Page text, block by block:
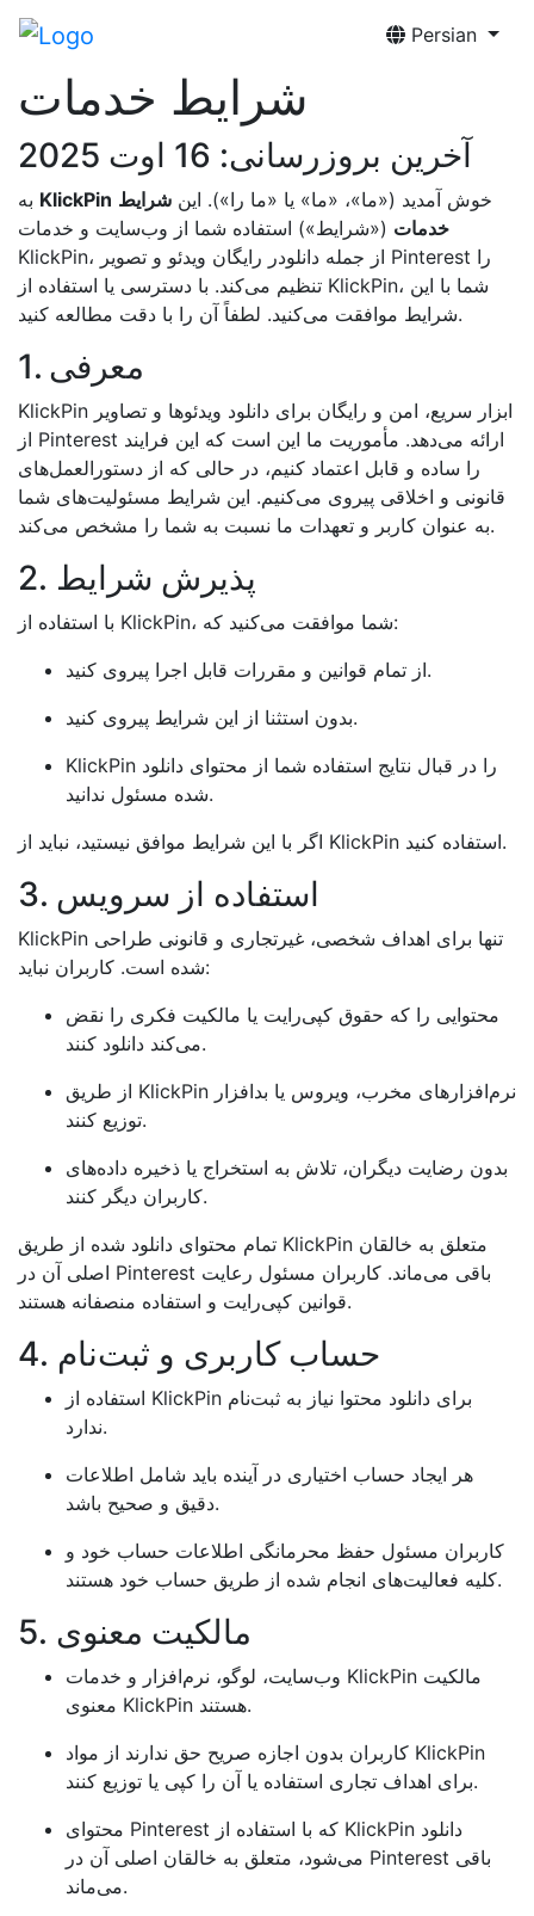
Persian
شرایط خدمات
آخرین بروزرسانی: 16 اوت 2025
KlickPin خوش آمدید («ما»، «ما» یا «ما را»). این شرایط
خدمات («شرایط») استفاده شما از وب‌سایت و خدمات
KlickPin، از جمله دانلودر رایگان ویدئو و تصویر Pinterest را
تنظیم می‌کند. با دسترسی یا استفاده از KlickPin، شما با این
شرایط موافقت می‌کنید. لطفاً آن را با دقت مطالعه کنید.
1. معرفی
KlickPin ابزار سریع، امن و رایگان برای دانلود ویدئوها و تصاویر
از Pinterest ارائه می‌دهد. مأموریت ما این است که این فرایند
را ساده و قابل اعتماد کنیم، در حالی که از دستورالعمل‌های
قانونی و اخلاقی پیروی می‌کنیم. این شرایط مسئولیت‌های شما
به عنوان کاربر و تعهدات ما نسبت به شما را مشخص می‌کند.
2. پذیرش شرایط
با استفاده از KlickPin، شما موافقت می‌کنید که:
از تمام قوانین و مقررات قابل اجرا پیروی کنید.
بدون استثنا از این شرایط پیروی کنید.
KlickPin را در قبال نتایج استفاده شما از محتوای دانلود
شده مسئول ندانید.
اگر با این شرایط موافق نیستید، نباید از KlickPin استفاده کنید.
3. استفاده از سرویس
KlickPin تنها برای اهداف شخصی، غیرتجاری و قانونی طراحی
شده است. کاربران نباید:
محتوایی را که حقوق کپی‌رایت یا مالکیت فکری را نقض
می‌کند دانلود کنند.
از طریق KlickPin نرم‌افزارهای مخرب، ویروس یا بدافزار
توزیع کنند.
بدون رضایت دیگران، تلاش به استخراج یا ذخیره داده‌های
کاربران دیگر کنند.
تمام محتوای دانلود شده از طریق KlickPin متعلق به خالقان
اصلی آن در Pinterest باقی می‌ماند. کاربران مسئول رعایت
قوانین کپی‌رایت و استفاده منصفانه هستند.
4. حساب کاربری و ثبت‌نام
استفاده از KlickPin برای دانلود محتوا نیاز به ثبت‌نام
ندارد.
هر ایجاد حساب اختیاری در آینده باید شامل اطلاعات
دقیق و صحیح باشد.
کاربران مسئول حفظ محرمانگی اطلاعات حساب خود و
کلیه فعالیت‌های انجام شده از طریق حساب خود هستند.
5. مالکیت معنوی
وب‌سایت، لوگو، نرم‌افزار و خدمات KlickPin مالکیت
معنوی KlickPin هستند.
کاربران بدون اجازه صریح حق ندارند از مواد KlickPin
برای اهداف تجاری استفاده یا آن را کپی یا توزیع کنند.
محتوای Pinterest که با استفاده از KlickPin دانلود
می‌شود، متعلق به خالقان اصلی آن در Pinterest باقی
می‌ماند.